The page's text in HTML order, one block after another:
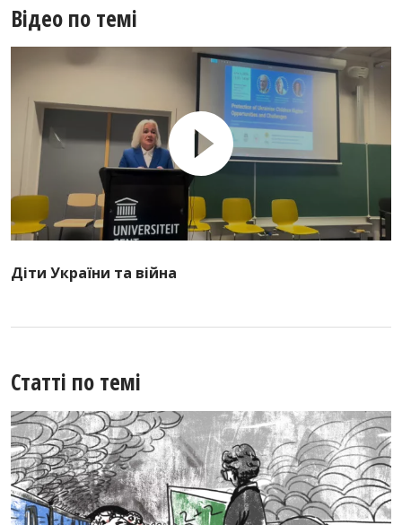
Відео по темі
Діти України та війна
Статті по темі